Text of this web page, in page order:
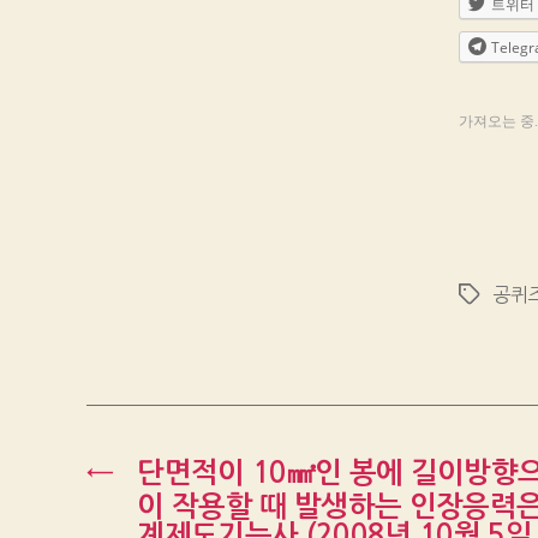
트위터
가져오는 중
Tags공퀴
←
단면적이 10㎟인 봉에 길이방향
이 작용할 때 발생하는 인장응력